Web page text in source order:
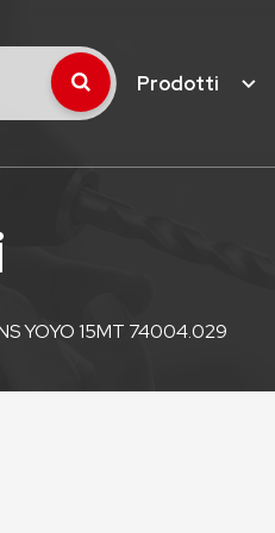
Prodotti
YOYO 15MT 74004.029